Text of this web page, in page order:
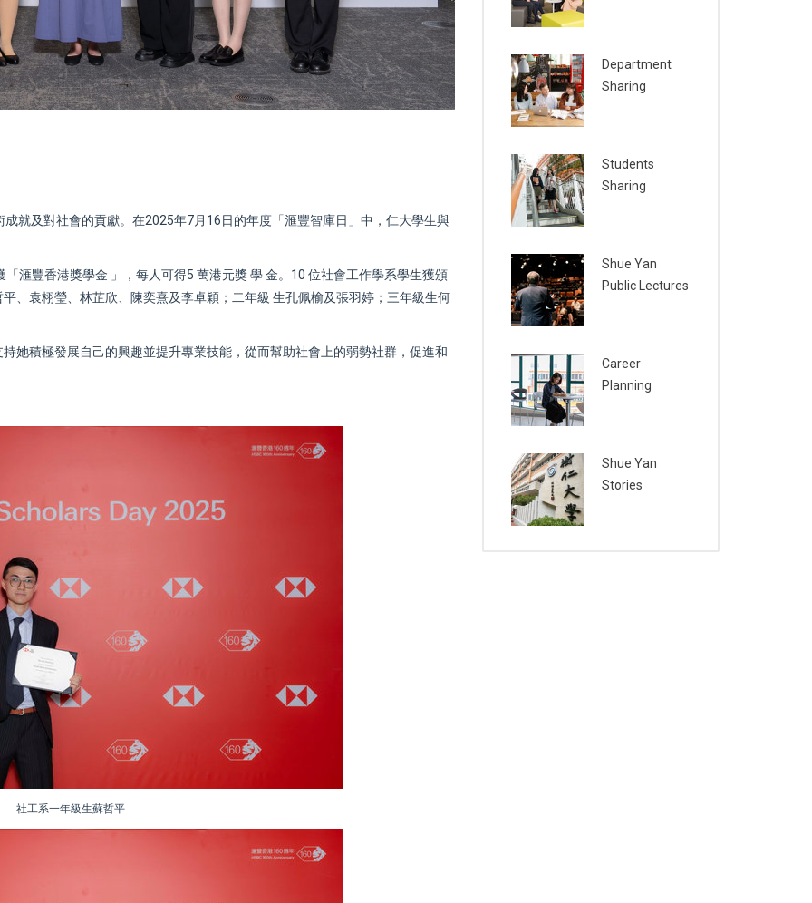
就及對社會的貢獻。在2025年7月16日的年度「滙豐智庫日」中，仁大學生與
滙豐香港獎學金 」，每人可得5 萬港元獎 學 金。10 位社會工作學系學生獲頒
、袁栩瑩、林芷欣、陳奕熹及李卓穎；二年級 生孔佩榆及張羽婷；三年級生何
她積極發展自己的興趣並提升專業技能，從而幫助社會上的弱勢社群，促進和
社工系一年級生蘇哲平
Department
Sharing
Students
Sharing
Shue Yan
Public Lectures
Career
Planning
Shue Yan
Stories